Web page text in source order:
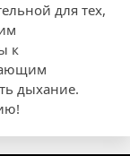
для тех,
к
дыхание.